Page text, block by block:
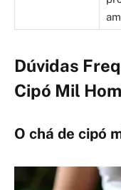
Dúvidas
Cipó Mil
O chá de cipó